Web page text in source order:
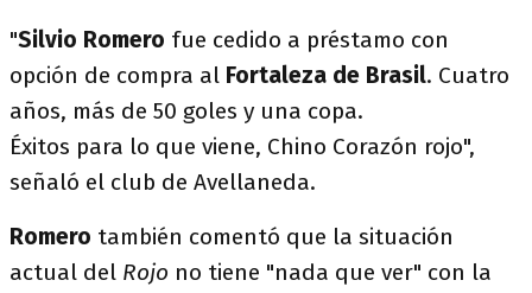
"Silvio Romero fue cedido a préstamo con
opción de compra al Fortaleza de Brasil. Cuatro
años, más de 50 goles y una copa.
Éxitos para lo que viene, Chino Corazón rojo",
señaló el club de Avellaneda.
Romero también comentó que la situación
actual del Rojo no tiene "nada que ver" con la